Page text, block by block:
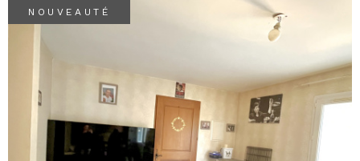
NOUVEAUTÉ
VOIR LE BIEN